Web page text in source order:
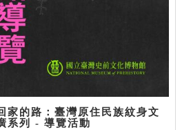
家的路：臺灣原住民族紋身文
系列 - 導覽活動